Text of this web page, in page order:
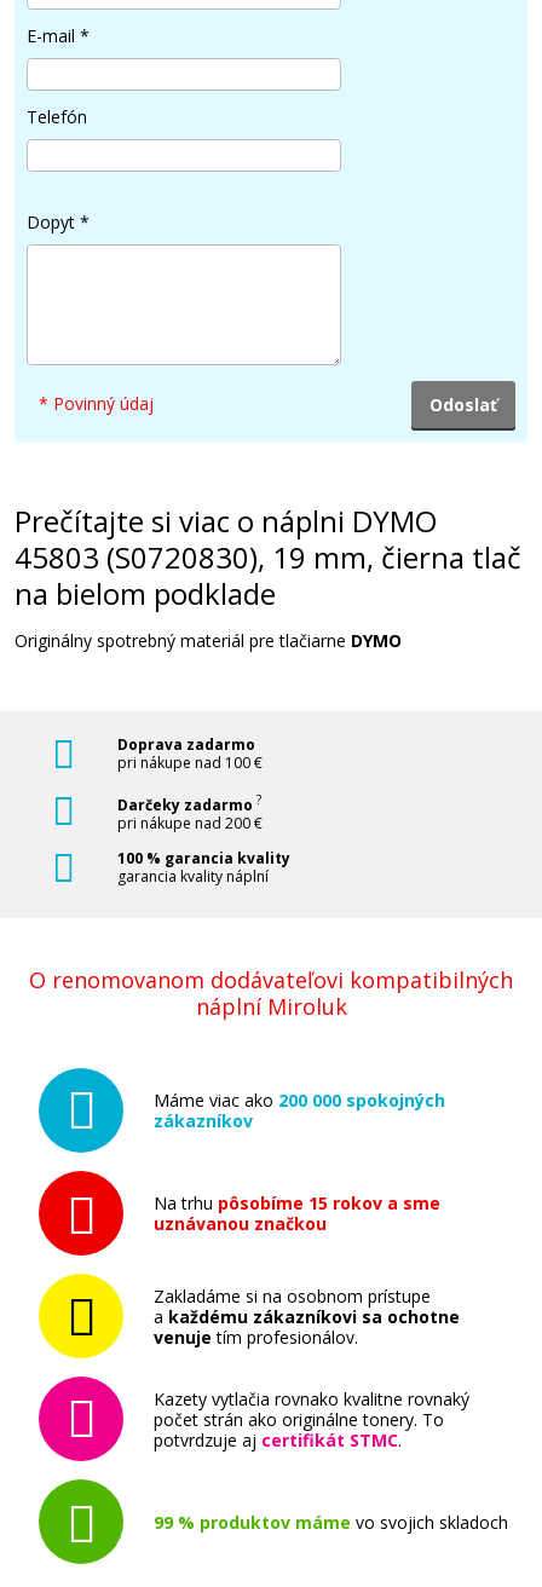
E-mail *
Telefón
Dopyt *
* Povinný údaj
Prečítajte si viac o náplni DYMO
45803 (S0720830), 19 mm, čierna tlač
na bielom podklade
Originálny spotrebný materiál pre tlačiarne DYMO
Doprava zadarmo
pri nákupe nad 100 €
Darčeky zadarmo ?
pri nákupe nad 200 €
100 % garancia kvality
garancia kvality náplní
O renomovanom dodávateľovi kompatibilných
náplní Miroluk
Máme viac ako 200 000 spokojných
zákazníkov
Na trhu pôsobíme 15 rokov a sme
uznávanou značkou
Zakladáme si na osobnom prístupe
a každému zákazníkovi sa ochotne
venuje tím profesionálov.
Kazety vytlačia rovnako kvalitne rovnaký
počet strán ako originálne tonery. To
potvrdzuje aj certifikát STMC.
99 % produktov máme vo svojich skladoch